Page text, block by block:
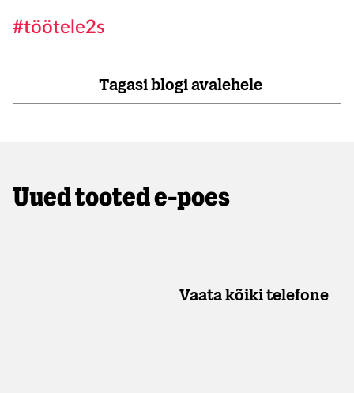
#töötele2s
Tagasi blogi avalehele
Uued tooted e-poes
Vaata kõiki telefone